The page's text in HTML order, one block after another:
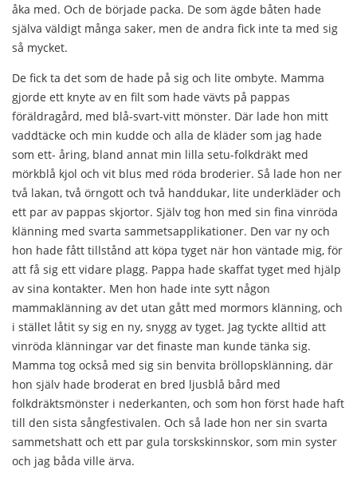
åka med. Och de började packa. De som ägde båten hade
själva väldigt många saker, men de andra fick inte ta med sig
så mycket.
De fick ta det som de hade på sig och lite ombyte. Mamma
gjorde ett knyte av en filt som hade vävts på pappas
föräldragård, med blå-svart-vitt mönster. Där lade hon mitt
vaddtäcke och min kudde och alla de kläder som jag hade
som ett- åring, bland annat min lilla setu-folkdräkt med
mörkblå kjol och vit blus med röda broderier. Så lade hon ner
två lakan, två örngott och två handdukar, lite underkläder och
ett par av pappas skjortor. Själv tog hon med sin fina vinröda
klänning med svarta sammetsapplikationer. Den var ny och
hon hade fått tillstånd att köpa tyget när hon väntade mig, för
att få sig ett vidare plagg. Pappa hade skaffat tyget med hjälp
av sina kontakter. Men hon hade inte sytt någon
mammaklänning av det utan gått med mormors klänning, och
i stället låtit sy sig en ny, snygg av tyget. Jag tyckte alltid att
vinröda klänningar var det finaste man kunde tänka sig.
Mamma tog också med sig sin benvita bröllopsklänning, där
hon själv hade broderat en bred ljusblå bård med
folkdräktsmönster i nederkanten, och som hon först hade haft
till den sista sångfestivalen. Och så lade hon ner sin svarta
sammetshatt och ett par gula torskskinnskor, som min syster
och jag båda ville ärva.